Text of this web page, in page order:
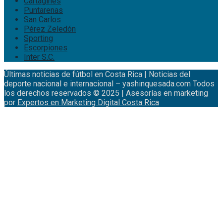
Puntarenas
San Carlos
Pérez Zeledón
Sporting
Escorpiones
Inter S.C.
Últimas noticias de fútbol en Costa Rica | Noticias del
deporte nacional e internacional – yashinquesada.com Todos
los derechos reservados © 2025 | Asesorías en marketing
por Expertos en Marketing Digital Costa Rica